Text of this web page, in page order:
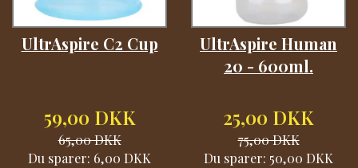
UltrAspire C2 Cup
59,00 DKK
65,00 DKK
Du sparer: 6,00 DKK
UltrAspire Human
20 - 600ml.
25,00 DKK
75,00 DKK
Du sparer: 50,00 DKK